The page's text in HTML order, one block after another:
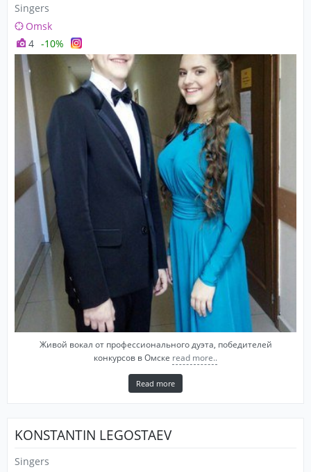
Singers
Omsk
4 -10%
Живой вокал от профессионального дуэта, победителей
конкурсов в Омске read more..
Read more
KONSTANTIN LEGOSTAEV
Singers